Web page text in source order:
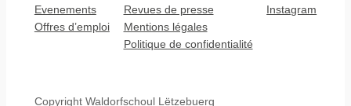
Evenements
Offres d’emploi
Revues de presse
Mentions légales
Politique de confidentialité
Instagram
Copyright Waldorfschoul Lëtzebuerg